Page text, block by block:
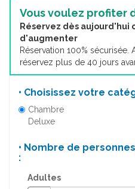
Vous voulez profiter
Réservez dès aujourd'hui
d'augmenter
Réservation 100%
réservez plus de 40 jours
• Choisissez votre
Chambre
Deluxe
• Nombre de
:
Adultes